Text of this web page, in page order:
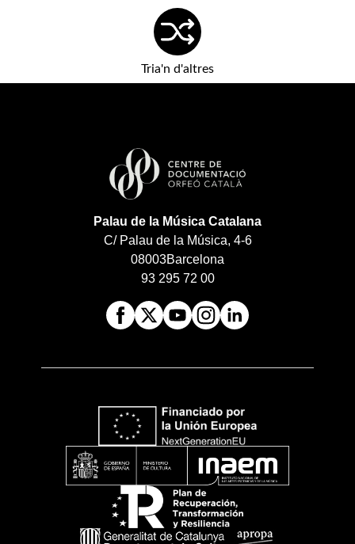
Tria'n d'altres
Palau de la Música Catalana
C/ Palau de la Música, 4-6
08003Barcelona
93 295 72 00